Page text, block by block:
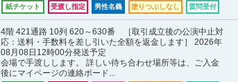
紙チケット 受渡し指定 男性名義 塗りつぶしなし 質問受付
4階 421通路 10列 620～630番 ［取引成立後の公演中止対
応：送料・手数料を差し引いた全額を返金します］ 2026年
08月08日12時00分発送予定
会場で手渡しします。 詳しい待ち合わせ場所等は、ご入金
後にマイページの連絡ボード...